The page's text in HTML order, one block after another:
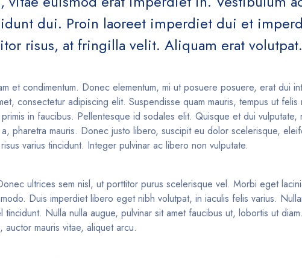
dui. Proin laoreet imperdiet dui et
risus, at fringilla velit. Aliquam erat volutpat.
et condimentum. Donec elementum, mi ut posuere posuere, erat dui
consectetur adipiscing elit. Suspendisse quam mauris, tempus ut felis
in faucibus. Pellentesque id sodales elit. Quisque et dui vulputate,
pharetra mauris. Donec justo libero, suscipit eu dolor scelerisque,
varius tincidunt. Integer pulvinar ac libero non vulputate.
ultrices sem nisl, ut porttitor purus scelerisque vel. Morbi eget
Duis imperdiet libero eget nibh volutpat, in iaculis felis varius.
Nulla nulla augue, pulvinar sit amet faucibus ut, lobortis ut
mauris vitae, aliquet arcu.